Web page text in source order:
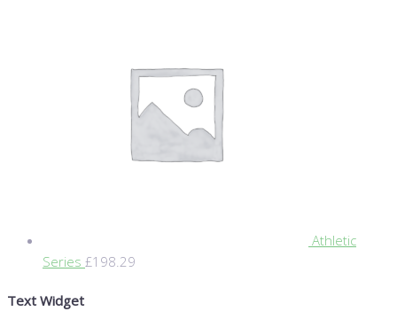
Athletic
Series £198.29
Text Widget